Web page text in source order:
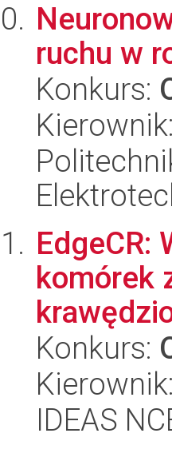
ruchu w
Konkurs:
EdgeCR:
komórek
Konkurs:
IDEAS